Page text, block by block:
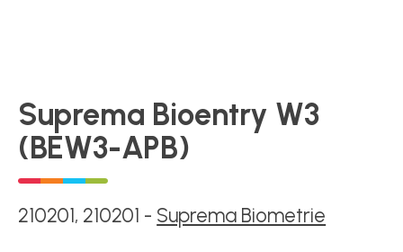
Voedingen
Over ons
Suprema Bioentry W3
(BEW3-APB)
210201, 210201 - Suprema Biometrie